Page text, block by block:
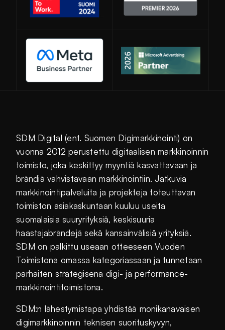
Avautuu uuteen ikkunaan
SDM Digital (ent. Suomen Digimarkkinointi) on
vuonna 2012 perustettu digitaalisen markkinoinnin
toimisto, joka keskittyy myyntiä kasvattavaan ja
brändiä vahvistavaan markkinointiin. Jatkuvia
markkinointipalveluita ja projekteja toteuttavan
toimiston asiakaskuntaan kuuluu useita
suomalaisia suuryrityksiä, keskisuuria
haastajabrändejä sekä kansainvälisiä yrityksiä.
SDM on palkittu useaan otteeseen Vuoden
Toimistona omassa kategoriassaan ja tunnetaan
parhaiten strategisena digi- ja performance-
markkinointitoimistona.
SDM:n lähestymistapa yhdistää monikanavaisen
digimarkkinoinnin teknisen suorituskyvyn,